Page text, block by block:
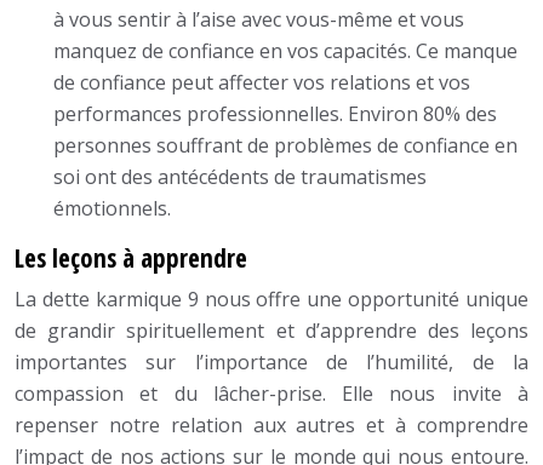
à vous sentir à l’aise avec vous-même et vous
manquez de confiance en vos capacités. Ce manque
de confiance peut affecter vos relations et vos
performances professionnelles. Environ 80% des
personnes souffrant de problèmes de confiance en
soi ont des antécédents de traumatismes
émotionnels.
Les leçons à apprendre
La dette karmique 9 nous offre une opportunité unique
de grandir spirituellement et d’apprendre des leçons
importantes sur l’importance de l’humilité, de la
compassion et du lâcher-prise. Elle nous invite à
repenser notre relation aux autres et à comprendre
l’impact de nos actions sur le monde qui nous entoure.